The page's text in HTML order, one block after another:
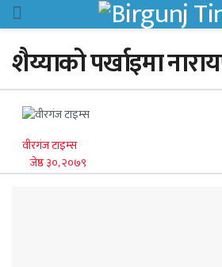
शैय्याको पर्खाइमा
वीरगंज टाइम्स
जेष्ठ ३०, २०७९